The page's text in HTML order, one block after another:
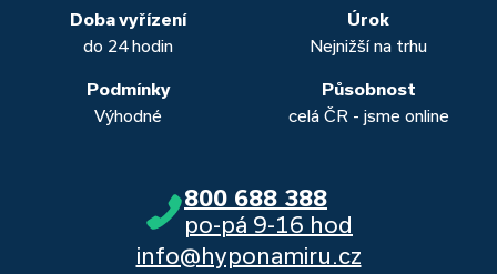
banka, Moneta a Raiffeisenbank.
Doba vyřízení
do 24 hodin
Úrok
Nejnižší na trhu
Podmínky
Výhodné
Působnost
celá ČR - jsme online
800 688 388
po-pá 9-16 hod
info@hyponamiru.cz